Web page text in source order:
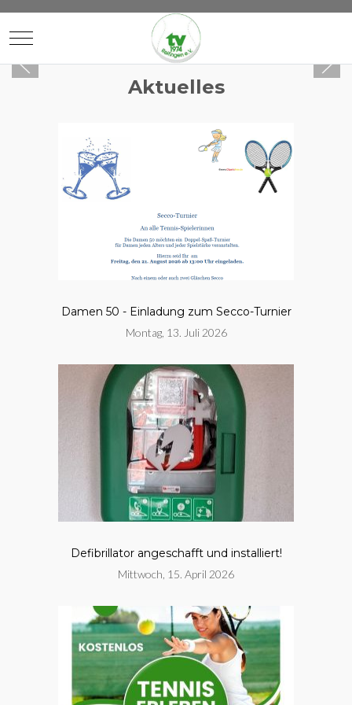
Mobile Menu Toggle
Aktuelles
Damen 50 - Einladung zum Secco-Turnier
Montag, 13. Juli 2026
Defibrillator angeschafft und installiert!
Mittwoch, 15. April 2026